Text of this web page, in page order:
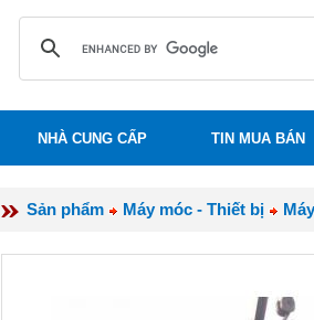
NHÀ CUNG CẤP TIN MUA BÁN
Sản phẩm Máy móc - Thiết bị